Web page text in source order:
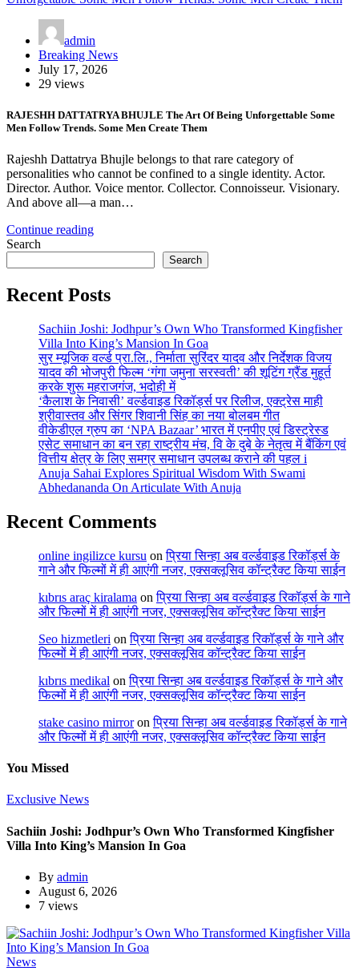
admin
Breaking News
July 17, 2026
29 views
RAJESHH DATTATRYA BHUJLE The Art Of Being Unforgettable Some
Men Follow Trends. Some Men Create Them
Rajeshh Dattatrya Bhujle belongs to that rare category of
personalities who cannot be confined to a single identity. Actor.
Director. Author. Voice mentor. Collector. Connoisseur. Visionary.
And above all—a man…
Continue reading
Search
Search
Recent Posts
Sachiin Joshi: Jodhpur’s Own Who Transformed Kingfisher
Villa Into King’s Mansion In Goa
सुर म्यूजिक वर्ल्ड प्रा.लि., निर्माता सुरिंदर यादव और निर्देशक विजय
यादव की भोजपुरी फिल्म ‘गंगा जमुना सरस्वती’ की शूटिंग ग्रैंड मुहूर्त
करके शुरू महराजगंज, भदोही में
‘कैलाश के निवासी’ वर्ल्डवाइड रिकॉर्ड्स पर रिलीज, एक्ट्रेस माही
श्रीवास्तव और सिंगर शिवानी सिंह का नया बोलबम गीत
वीकेडीएल ग्रुप का ‘NPA Bazaar’ भारत में एनपीए एवं डिस्ट्रेस्ड
एसेट समाधान का बन रहा राष्ट्रीय मंच, वि के दुबे के नेतृत्व में बैंकिंग एवं
वित्तीय क्षेत्र के लिए समग्र समाधान उपलब्ध कराने की पहल i
Anuja Sahai Explores Spiritual Wisdom With Swami
Abhedananda On Articulate With Anuja
Recent Comments
online ingilizce kursu onप्रिया सिन्हा अब वर्ल्डवाइड रिकॉर्ड्स के
गाने और फिल्मों में ही आएंगी नजर, एक्सक्लूसिव कॉन्ट्रैक्ट किया साईन
kıbrıs araç kiralama onप्रिया सिन्हा अब वर्ल्डवाइड रिकॉर्ड्स के गाने
और फिल्मों में ही आएंगी नजर, एक्सक्लूसिव कॉन्ट्रैक्ट किया साईन
Seo hizmetleri onप्रिया सिन्हा अब वर्ल्डवाइड रिकॉर्ड्स के गाने और
फिल्मों में ही आएंगी नजर, एक्सक्लूसिव कॉन्ट्रैक्ट किया साईन
kıbrıs medikal onप्रिया सिन्हा अब वर्ल्डवाइड रिकॉर्ड्स के गाने और
फिल्मों में ही आएंगी नजर, एक्सक्लूसिव कॉन्ट्रैक्ट किया साईन
stake casino mirroronप्रिया सिन्हा अब वर्ल्डवाइड रिकॉर्ड्स के गाने
और फिल्मों में ही आएंगी नजर, एक्सक्लूसिव कॉन्ट्रैक्ट किया साईन
You Missed
Exclusive News
Sachiin Joshi: Jodhpur’s Own Who Transformed Kingfisher
Villa Into King’s Mansion In Goa
By admin
August 6, 2026
7 views
News